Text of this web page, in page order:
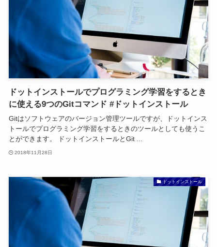
ドットインストールでプログラミング学習をするとき
に使える9つのGitコマンド #ドットインストール
Gitはソフトウェアのバージョン管理ツールですが、ドットインス
トールでプログラミング学習をするときのツールとしても使うこ
とができます。 ドットインストールとGit ...
2018年11月28日
ドットインストール